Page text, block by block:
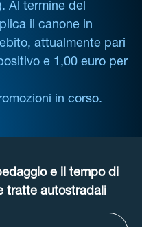
Al termine del
il canone in
attualmente pari
e 1,00 euro per
in corso.
e il tempo di
tratte autostradali